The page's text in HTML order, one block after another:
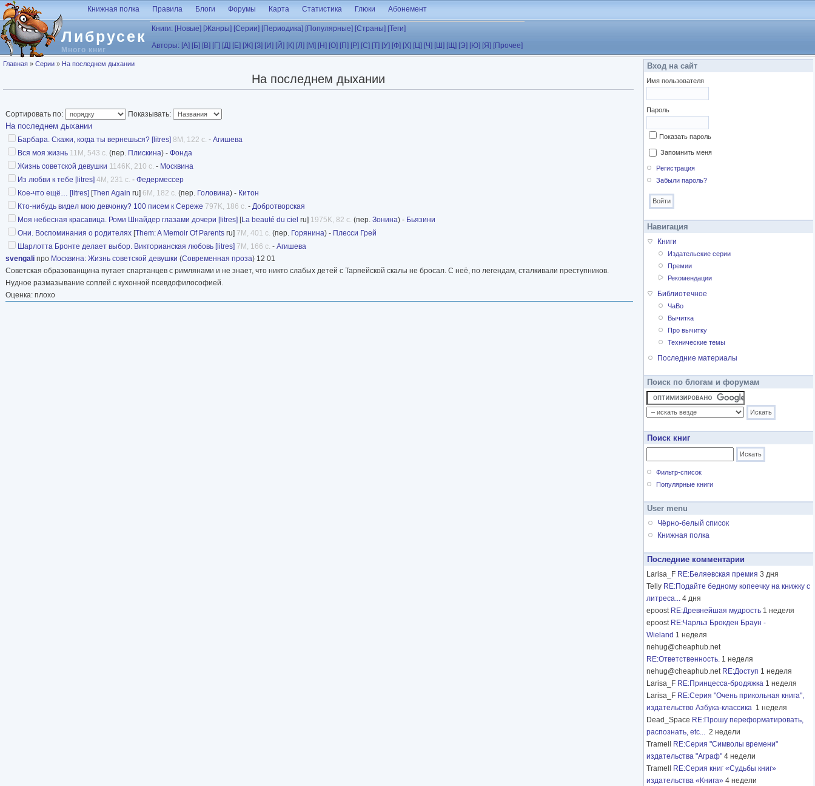
Перейти к основному содержанию
Либрусек
Много книг
Книжная полка Правила Блоги Форумы Карта Статистика Глюки Абонемент
Книги: [Новые] [Жанры] [Серии] [Периодика] [Популярные] [Страны] [Теги]
Авторы: [А] [Б] [В] [Г] [Д] [Е] [Ж] [З] [И] [Й] [К] [Л] [М] [Н] [О] [П] [Р] [С] [Т] [У] [Ф] [Х] [Ц] [Ч] [Ш] [Щ] [Э] [Ю] [Я] [Прочее]
Вы здесь
Главная » Серии » На последнем дыхании
На последнем дыхании
Сортировать по: Показывать:
На последнем дыхании
Барбара. Скажи, когда ты вернешься? [litres] 8M, 122 с. - Агишева
Вся моя жизнь 11M, 543 с. (пер. Плискина) - Фонда
Жизнь советской девушки 1146K, 210 с. - Москвина
Из любви к тебе [litres] 4M, 231 с. - Федермессер
Кое-что ещё… [litres] [Then Again ru] 6M, 182 с. (пер. Головина) - Китон
Кто-нибудь видел мою девчонку? 100 писем к Сереже 797K, 186 с. - Добротворская
Моя небесная красавица. Роми Шнайдер глазами дочери [litres] [La beauté du ciel ru] 1975K, 82 с. (пер. Зонина) - Бьязини
Они. Воспоминания о родителях [Them: A Memoir Of Parents ru] 7M, 401 с. (пер. Горянина) - Плесси Грей
Шарлотта Бронте делает выбор. Викторианская любовь [litres] 7M, 166 с. - Агишева
svengali про Москвина: Жизнь советской девушки (Современная проза) 12 01
Советская образованщина путает спартанцев с римлянами и не знает, что никто слабых детей с Тарпейской скалы не бросал. С неё, по легендам, сталкивали преступников.
Нудное размазывание соплей с кухонной псевдофилософией.
Оценка: плохо
Вход на сайт
Имя пользователя
Пароль
Показать пароль
Запомнить меня
Регистрация
Забыли пароль?
Навигация
Книги
Издательские серии
Премии
Рекомендации
Библиотечное
ЧаВо
Вычитка
Про вычитку
Технические темы
Последние материалы
Поиск по блогам и форумам
Поиск книг
Фильтр-список
Популярные книги
User menu
Чёрно-белый список
Книжная полка
Последние комментарии
Larisa_F RE:Беляевская премия 3 дня
Telly RE:Подайте бедному копеечку на книжку с
литреса... 4 дня
epoost RE:Древнейшая мудрость 1 неделя
epoost RE:Чарльз Брокден Браун -
Wieland 1 неделя
nehug@cheaphub.net
RE:Ответственность. 1 неделя
nehug@cheaphub.net RE:Доступ 1 неделя
Larisa_F RE:Принцесса-бродяжка 1 неделя
Larisa_F RE:Серия "Очень прикольная книга",
издательство Азбука-классика 1 неделя
Dead_Space RE:Прошу переформатировать,
распознать, etc... 2 недели
Tramell
RE:Серия "Символы времени"
издательства "Аграф" 4 недели
Tramell
RE:Серия книг «Судьбы книг»
издательства «Книга» 4 недели